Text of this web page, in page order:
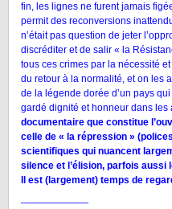
fin, les lignes ne furent jamais
permit des reconversions
n’était pas question de jeter
discréditer et de salir « la
tous ces crimes par la nécessité
du retour à la normalité, et on les
de la légende dorée d’un pays
gardé dignité et honneur dans
documentaire que constitue
celle de « la répression »
scientifiques qui nuancent
silence et l’élision, parfois
Il est (largement) temps de
———————